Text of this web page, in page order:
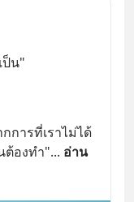
ป็น"
การที่เราไม่ได้
ต้องทำ"... อ่าน